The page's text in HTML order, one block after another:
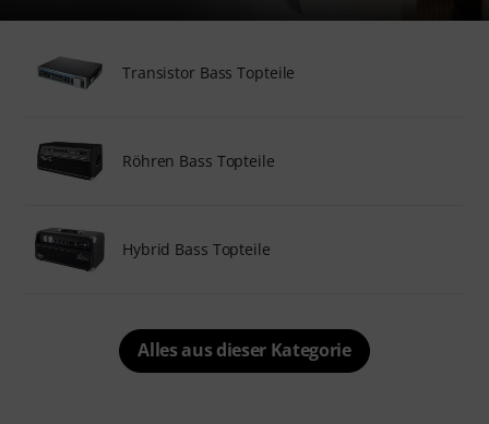
Transistor Bass Topteile
Röhren Bass Topteile
Hybrid Bass Topteile
Alles aus dieser Kategorie